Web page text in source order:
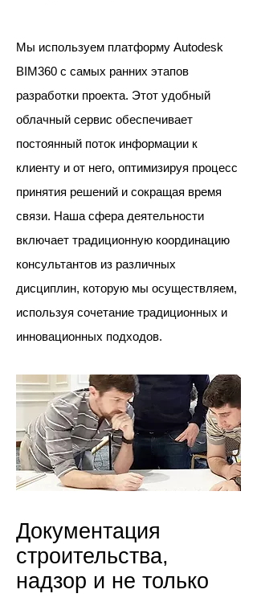
Мы используем платформу Autodesk
BIM360 с самых ранних этапов
разработки проекта. Этот удобный
облачный сервис обеспечивает
постоянный поток информации к
клиенту и от него, оптимизируя процесс
принятия решений и сокращая время
связи. Наша сфера деятельности
включает традиционную координацию
консультантов из различных
дисциплин, которую мы осуществляем,
используя сочетание традиционных и
инновационных подходов.
Документация
строительства,
надзор и не только